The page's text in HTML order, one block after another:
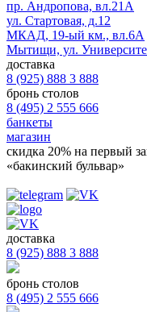
пр. Андропова, вл.21А
ул. Стартовая, д.12
МКАД, 19-ый км., вл.6А
Мытищи, ул.
доставка
8 (925) 888 3 888
бронь столов
8 (495) 2 555 666
банкеты
магазин
скидка 20% на первый
«бакинский бульвар»
доставка
8 (925) 888 3 888
бронь столов
8 (495) 2 555 666